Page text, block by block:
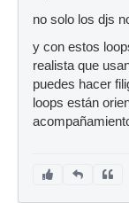
no solo los djs
y con estos
realista que
puedes hacer
loops están